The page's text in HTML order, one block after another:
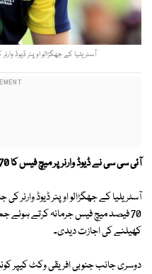
آسٹریلیا کے جھگڑالو اوپنر ڈیوڈ
آئی سی سی نے ڈیوڈ وارنر پر میچ فیس کا 70 فیصد جرمانہ کر دیا۔
آسٹریلیا کے جھگڑالو اوپنر ڈیوڈ
70 فیصد میچ فیس جرمانہ کرتے
کھیلنے کی اجازت دیدی۔
دوسری جانب جنوبی افریقی وکٹ کیپر